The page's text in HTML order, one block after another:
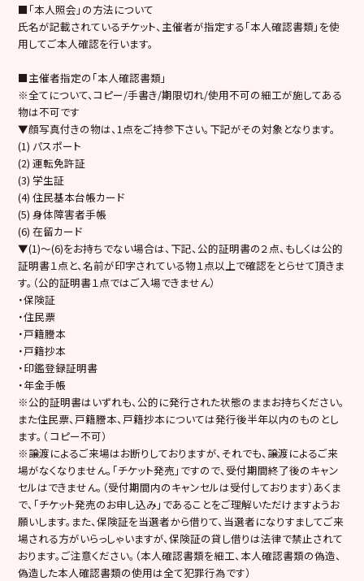
■「本人照会」の方法について
氏名が記載されているチケット、主催者が指定する「本人確認書類」を使
用してご本人確認を行います。
■主催者指定の「本人確認書類」
※全てについて、コピー/手書き/期限切れ/使用不可の細工が施してある
物は不可です
▼顔写真付きの物は、1点をご持参下さい。下記がその対象となります。
(1) パスポート
(2) 運転免許証
(3) 学生証
(4) 住民基本台帳カード
(5) 身体障害者手帳
(6) 在留カード
▼(1)～(6)をお持ちでない場合は、下記、公的証明書の２点、もしくは公的
証明書１点と、名前が印字されている物１点以上で確認をとらせて頂きま
す。（公的証明書１点ではご入場できません）
・保険証
・住民票
・戸籍謄本
・戸籍抄本
・印鑑登録証明書
・年金手帳
※公的証明書はいずれも、公的に発行された状態のままお持ちください。
また住民票、戸籍謄本、戸籍抄本については発行後半年以内のものとし
ます。（ コピー不可）
※譲渡によるご来場はお断りしておりますが、それでも、譲渡によるご来
場がなくなりません。 「チケット発売」ですので、受付期間終了後のキャン
セルはできません。 （受付期間内のキャンセルは受付しております）あくま
で、「チケット発売のお申し込み」であることをご理解いただけますようお
願いします。また、保険証を当選者から借りて、当選者になりすましてご来
場される方がいらっしゃいますが、保険証の貸し借りは法律で禁止されて
おります。ご注意ください。（本人確認書類を細工、本人確認書類の偽造、
偽造した本人確認書類の使用は全て犯罪行為です）